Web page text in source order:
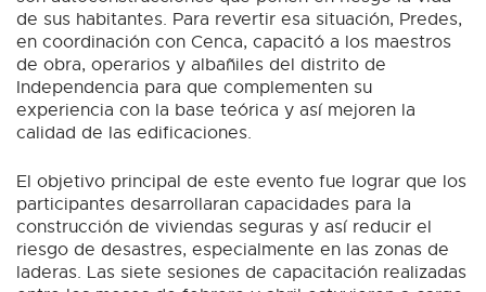
de sus habitantes. Para revertir esa situación, Predes,
en coordinación con Cenca, capacitó a los maestros
de obra, operarios y albañiles del distrito de
Independencia para que complementen su
experiencia con la base teórica y así mejoren la
calidad de las edificaciones.
El objetivo principal de este evento fue lograr que los
participantes desarrollaran capacidades para la
construcción de viviendas seguras y así reducir el
riesgo de desastres, especialmente en las zonas de
laderas. Las siete sesiones de capacitación realizadas